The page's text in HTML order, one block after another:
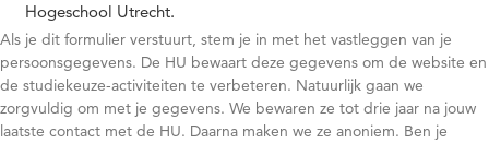
Hogeschool Utrecht.
Als je dit formulier verstuurt, stem je in met het vastleggen van je
persoonsgegevens. De HU bewaart deze gegevens om de website en
de studiekeuze-activiteiten te verbeteren. Natuurlijk gaan we
zorgvuldig om met je gegevens. We bewaren ze tot drie jaar na jouw
laatste contact met de HU. Daarna maken we ze anoniem. Ben je